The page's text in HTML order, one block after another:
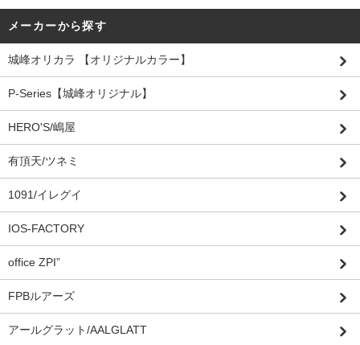
メーカーから探す
城峰オリカラ 【オリジナルカラー】
P-Series【城峰オリジナル】
HERO'S/嶋屋
有頂天/ツネミ
1091/イレグイ
IOS-FACTORY
office ZPI”
FPBルアーズ
アールグラット/AALGLATT